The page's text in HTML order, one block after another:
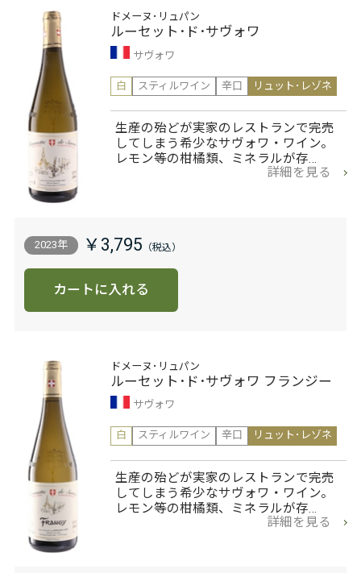
ドメーヌ･リュパン
ルーセット･ド･サヴォワ
サヴォワ
白
スティルワイン 辛口 リュット･レゾネ
生産の殆どが実家のレストランで完売
してしまう希少なサヴォワ・ワイン。
レモン等の柑橘類、ミネラルが存…
詳細を見る
2023年 ￥3,795
カートに入れる
ドメーヌ･リュパン
ルーセット･ド･サヴォワ フランジー
サヴォワ
白
スティルワイン 辛口 リュット･レゾネ
生産の殆どが実家のレストランで完売
してしまう希少なサヴォワ・ワイン。
レモン等の柑橘類、ミネラルが存…
詳細を見る